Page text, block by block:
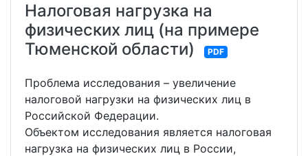
Налоговая нагрузка на
физических лиц (на примере
Тюменской области)
PDF
Проблема исследования – увеличение
налоговой нагрузки на физических лиц в
Российской Федерации.
Объектом исследования является налоговая
нагрузка на физических лиц в России,